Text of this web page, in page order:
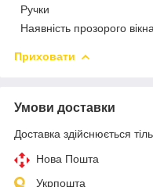
Ручки
Наявність прозорого вікна
Приховати
Умови доставки
Доставка здійснюється
Нова Пошта
Укрпошта